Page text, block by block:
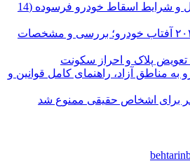
راهنمای کامل مراحل و شرایط اسقاط خودرو فرسوده (14
مزدا CX-30 مدل ۲۰۲۴ آفتاب خودرو؛ بررسی و مشخصات
تعویض پلاک و احراز سکونت
به مناطق آزاد، راهنمای کامل قوانین و
برای اشخاص حقیقی ممنوع شد